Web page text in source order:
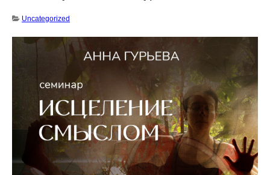
Uncategorized